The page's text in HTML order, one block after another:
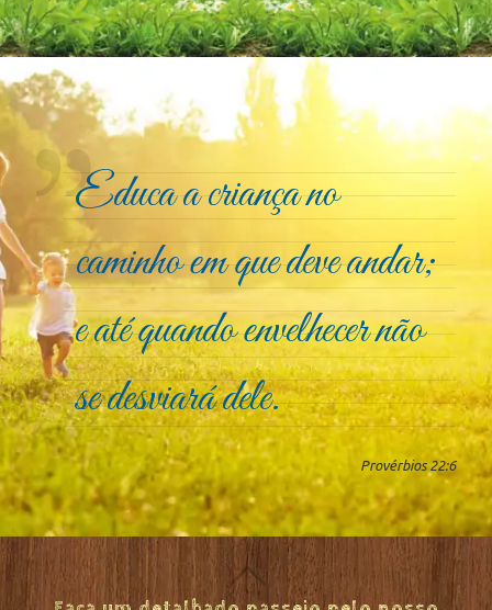
Educa a criança no
caminho em que deve andar;
e até quando envelhecer não
se desviará dele.
Provérbios 22:6